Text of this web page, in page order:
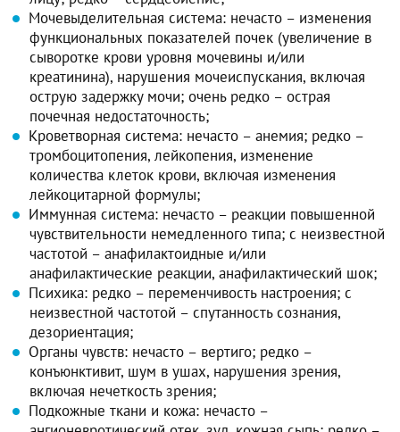
Мочевыделительная система: нечасто – изменения
функциональных показателей почек (увеличение в
сыворотке крови уровня мочевины и/или
креатинина), нарушения мочеиспускания, включая
острую задержку мочи; очень редко – острая
почечная недостаточность;
Кроветворная система: нечасто – анемия; редко –
тромбоцитопения, лейкопения, изменение
количества клеток крови, включая изменения
лейкоцитарной формулы;
Иммунная система: нечасто – реакции повышенной
чувствительности немедленного типа; с неизвестной
частотой – анафилактоидные и/или
анафилактические реакции, анафилактический шок;
Психика: редко – переменчивость настроения; с
неизвестной частотой – спутанность сознания,
дезориентация;
Органы чувств: нечасто – вертиго; редко –
конъюнктивит, шум в ушах, нарушения зрения,
включая нечеткость зрения;
Подкожные ткани и кожа: нечасто –